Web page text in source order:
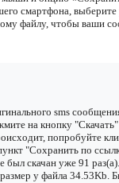
смартфона,
файлу, чтобы ваши
sms
на кнопку "Скачать"
попробуйте
"Сохранить по
был скачан уже 91
у файла 34.53Kb.